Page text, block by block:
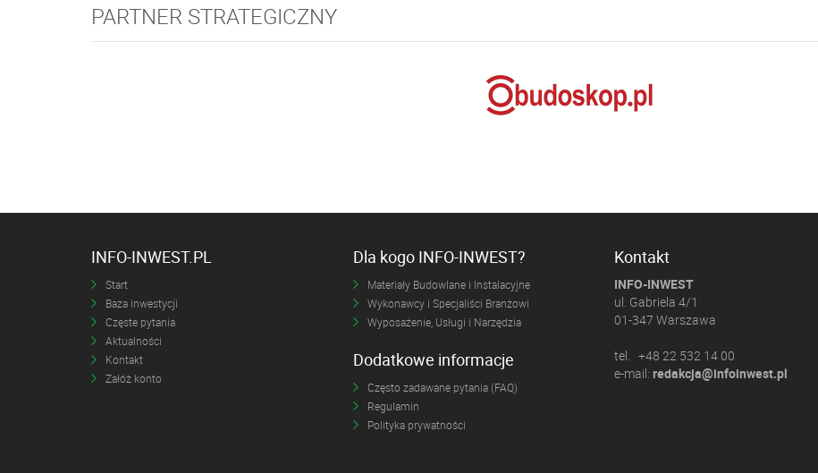
PARTNER STRATEGICZNY
INFO-INWEST.PL
Start
Baza inwestycji
Częste pytania
Aktualności
Kontakt
Załóż konto
Dla kogo INFO-INWEST?
Materiały Budowlane i Instalacyjne
Wykonawcy i Specjaliści Branżowi
Wyposażenie, Usługi i Narzędzia
Dodatkowe informacje
Często zadawane pytania (FAQ)
Regulamin
Polityka prywatności
Kontakt
INFO-INWEST
ul. Gabriela 4/1
01-347 Warszawa
tel. +48 22 532 14 00
e-mail: redakcja@infoinwest.pl